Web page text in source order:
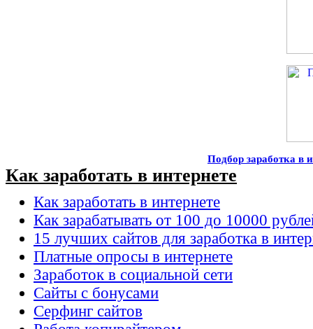
Подбор заработка в
Как заработать в интернете
Как заработать в интернете
Как зарабатывать от 100 до 10000
15 лучших сайтов для заработка в
Платные опросы в интернете
Заработок в социальной сети
Сайты с бонусами
Серфинг сайтов